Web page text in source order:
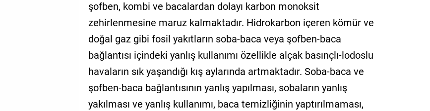
şofben, kombi ve bacalardan dolayı karbon monoksit
zehirlenmesine maruz kalmaktadır. Hidrokarbon içeren kömür ve
doğal gaz gibi fosil yakıtların soba-baca veya şofben-baca
bağlantısı içindeki yanlış kullanımı özellikle alçak basınçlı-lodoslu
havaların sık yaşandığı kış aylarında artmaktadır. Soba-baca ve
şofben-baca bağlantısının yanlış yapılması, sobaların yanlış
yakılması ve yanlış kullanımı, baca temizliğinin yaptırılmaması,